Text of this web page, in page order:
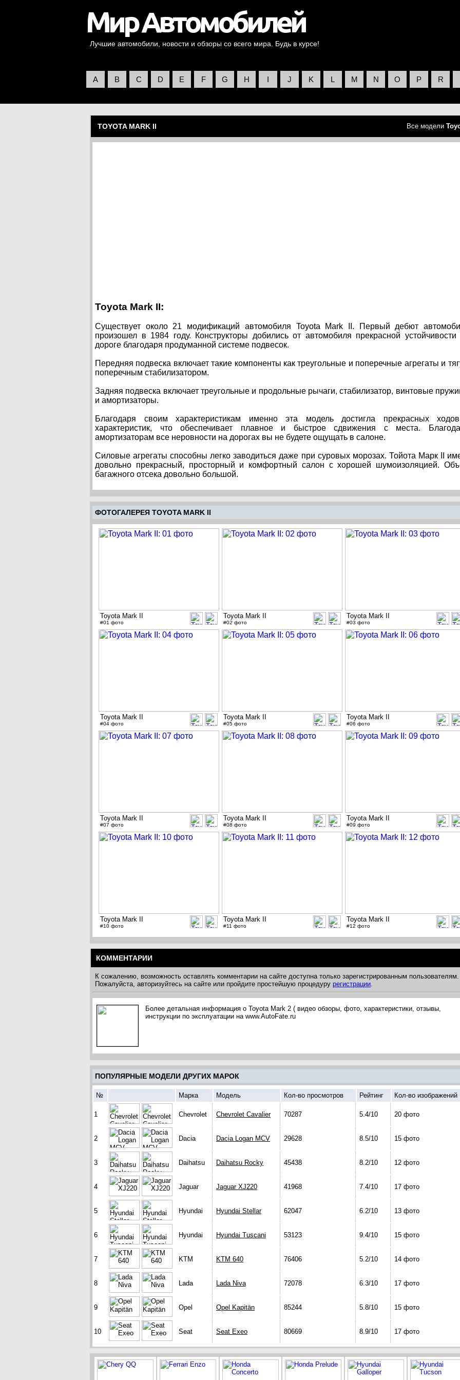
Лучшие автомобили, новости и обзоры со всего мира. Будь в курсе!
A B C D E F G H I J K L M N O P R
TOYOTA MARK II Все модели
Toyota Mark II:
Существует около 21 модификаций автомобиля Toyota Mark II. Первый дебют
произошел в 1984 году. Конструкторы добились от автомобиля прекрасной устойчивости
дороге благодаря продуманной системе подвесок.
Передняя подвеска включает такие компоненты как треугольные и поперечные агрегаты и
поперечным стабилизатором.
Задняя подвеска включает треугольные и продольные рычаги, стабилизатор, винтовые
и амортизаторы.
Благодаря своим характеристикам именно эта модель достигла прекрасных
характеристик, что обеспечивает плавное и быстрое сдвижения с места.
амортизаторам все неровности на дорогах вы не будете ощущать в салоне.
Силовые агрегаты способны легко заводиться даже при суровых морозах. Тойота Марк II
довольно прекрасный, просторный и комфортный салон с хорошей шумоизоляцией.
багажного отсека довольно большой.
ФОТОГАЛЕРЕЯ TOYOTA MARK II
Toyota Mark II
#01 фото
Toyota Mark II
#02 фото
Toyota Mark II
#03 фото
Toyota Mark II
#04 фото
Toyota Mark II
#05 фото
Toyota Mark II
#06 фото
Toyota Mark II
#07 фото
Toyota Mark II
#08 фото
Toyota Mark II
#09 фото
Toyota Mark II
#10 фото
Toyota Mark II
#11 фото
Toyota Mark II
#12 фото
КОММЕНТАРИИ
К сожалению, возможность оставлять комментарии на сайте доступна только зарегистрированным пользователям.
Пожалуйста, авторизуйтесь на сайте или пройдите простейшую процедуру регистрации.
Более детальная информация о Toyota Mark 2 ( видео обзоры, фото, характеристики, отзывы,
инструкции по эксплуатации на www.AutoFate.ru
ПОПУЛЯРНЫЕ МОДЕЛИ ДРУГИХ МАРОК
№ Марка Модель Кол-во просмотров Рейтинг Кол-во изображений
1 Chevrolet Chevrolet Cavalier 70287 5.4/10 20 фото
2 Dacia Dacia Logan MCV 29628 8.5/10 15 фото
3 Daihatsu Daihatsu Rocky 45438 8.2/10 12 фото
4 Jaguar Jaguar XJ220 41968 7.4/10 17 фото
5 Hyundai Hyundai Stellar 62047 6.2/10 13 фото
6 Hyundai Hyundai Tuscani 53123 9.4/10 15 фото
7 KTM KTM 640 76406 5.2/10 14 фото
8 Lada Lada Niva 72078 6.3/10 17 фото
9 Opel Opel Kapitän 85244 5.8/10 15 фото
10 Seat Seat Exeo 80669 8.9/10 17 фото